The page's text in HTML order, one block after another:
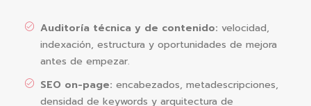
Auditoría técnica y de contenido: velocidad,
indexación, estructura y oportunidades de mejora
antes de empezar.
SEO on-page: encabezados, metadescripciones,
densidad de keywords y arquitectura de